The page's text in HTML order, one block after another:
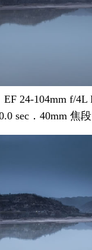
EF 24-104mm f/
sec．40mm 焦